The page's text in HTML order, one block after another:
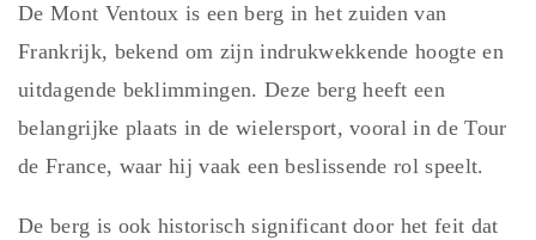
De Mont Ventoux is een berg in het zuiden van
Frankrijk, bekend om zijn indrukwekkende hoogte en
uitdagende beklimmingen. Deze berg heeft een
belangrijke plaats in de wielersport, vooral in de Tour
de France, waar hij vaak een beslissende rol speelt.
De berg is ook historisch significant door het feit dat